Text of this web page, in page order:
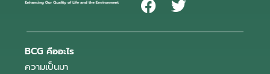
BCG คืออะไร
ความเป็นมา